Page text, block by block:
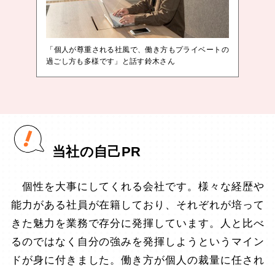
「個人が尊重される社風で、働き方もプライベートの
過ごし方も多様です」と話す鈴木さん
当社の自己PR
個性を大事にしてくれる会社です。様々な経歴や
能力がある社員が在籍しており、それぞれが培って
きた魅力を業務で存分に発揮しています。人と比べ
るのではなく自分の強みを発揮しようというマイン
ドが身に付きました。働き方が個人の裁量に任され